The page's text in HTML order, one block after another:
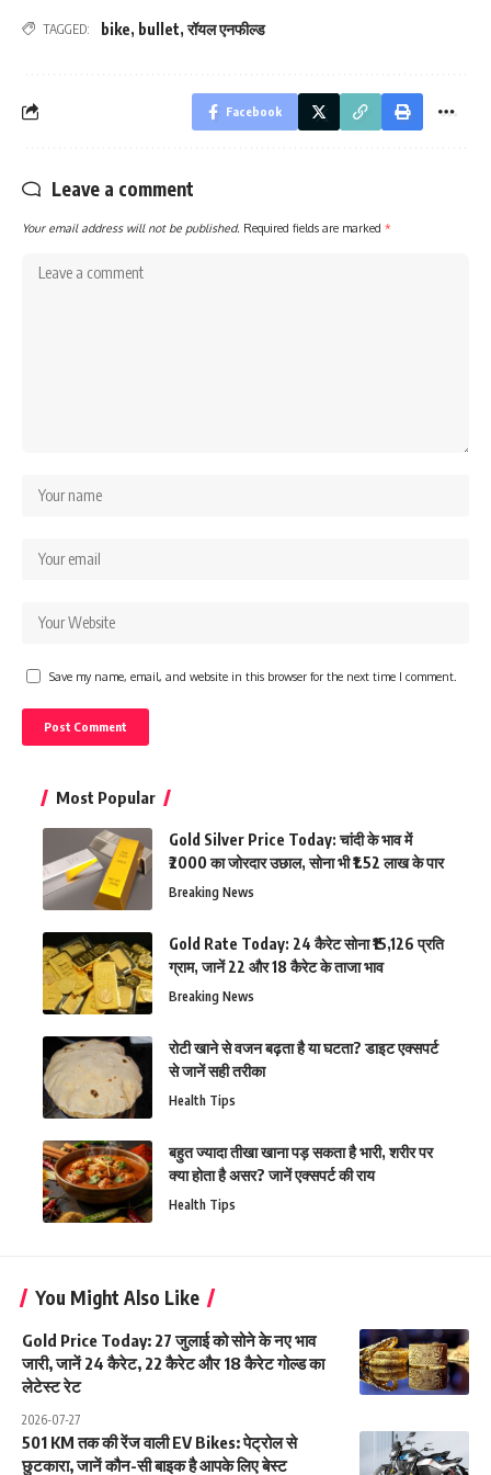
TAGGED: bike, bullet,रॉयल एनफील्ड
Facebook
Leave a comment
Your email address will not be published. Required fields are marked *
Save my name, email, and website in this browser for the next time I comment.
Most Popular
Gold Silver Price Today: चांदी के भाव में
₹2000 का जोरदार उछाल, सोना भी ₹1.52 लाख के पार
Breaking News
Gold Rate Today: 24 कैरेट सोना ₹15,126 प्रति
ग्राम, जानें 22 और 18 कैरेट के ताजा भाव
Breaking News
रोटी खाने से वजन बढ़ता है या घटता? डाइट एक्सपर्ट
से जानें सही तरीका
Health Tips
बहुत ज्यादा तीखा खाना पड़ सकता है भारी, शरीर पर
क्या होता है असर? जानें एक्सपर्ट की राय
Health Tips
You Might Also Like
Gold Price Today: 27 जुलाई को सोने के नए भाव
जारी, जानें 24 कैरेट, 22 कैरेट और 18 कैरेट गोल्ड का
लेटेस्ट रेट
2026-07-27
501 KM तक की रेंज वाली EV Bikes: पेट्रोल से
छुटकारा, जानें कौन-सी बाइक है आपके लिए बेस्ट